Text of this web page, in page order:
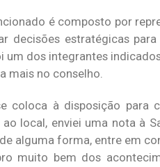
é composto por
decisões estratégicas
um dos integrantes
mais no conselho.
coloca à disposição para
local, enviei uma nota à
alguma forma, entre em
muito bem dos